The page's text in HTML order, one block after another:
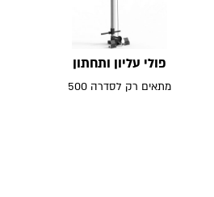
פולי עליון ותחתון
מתאים רק לסדרה 500